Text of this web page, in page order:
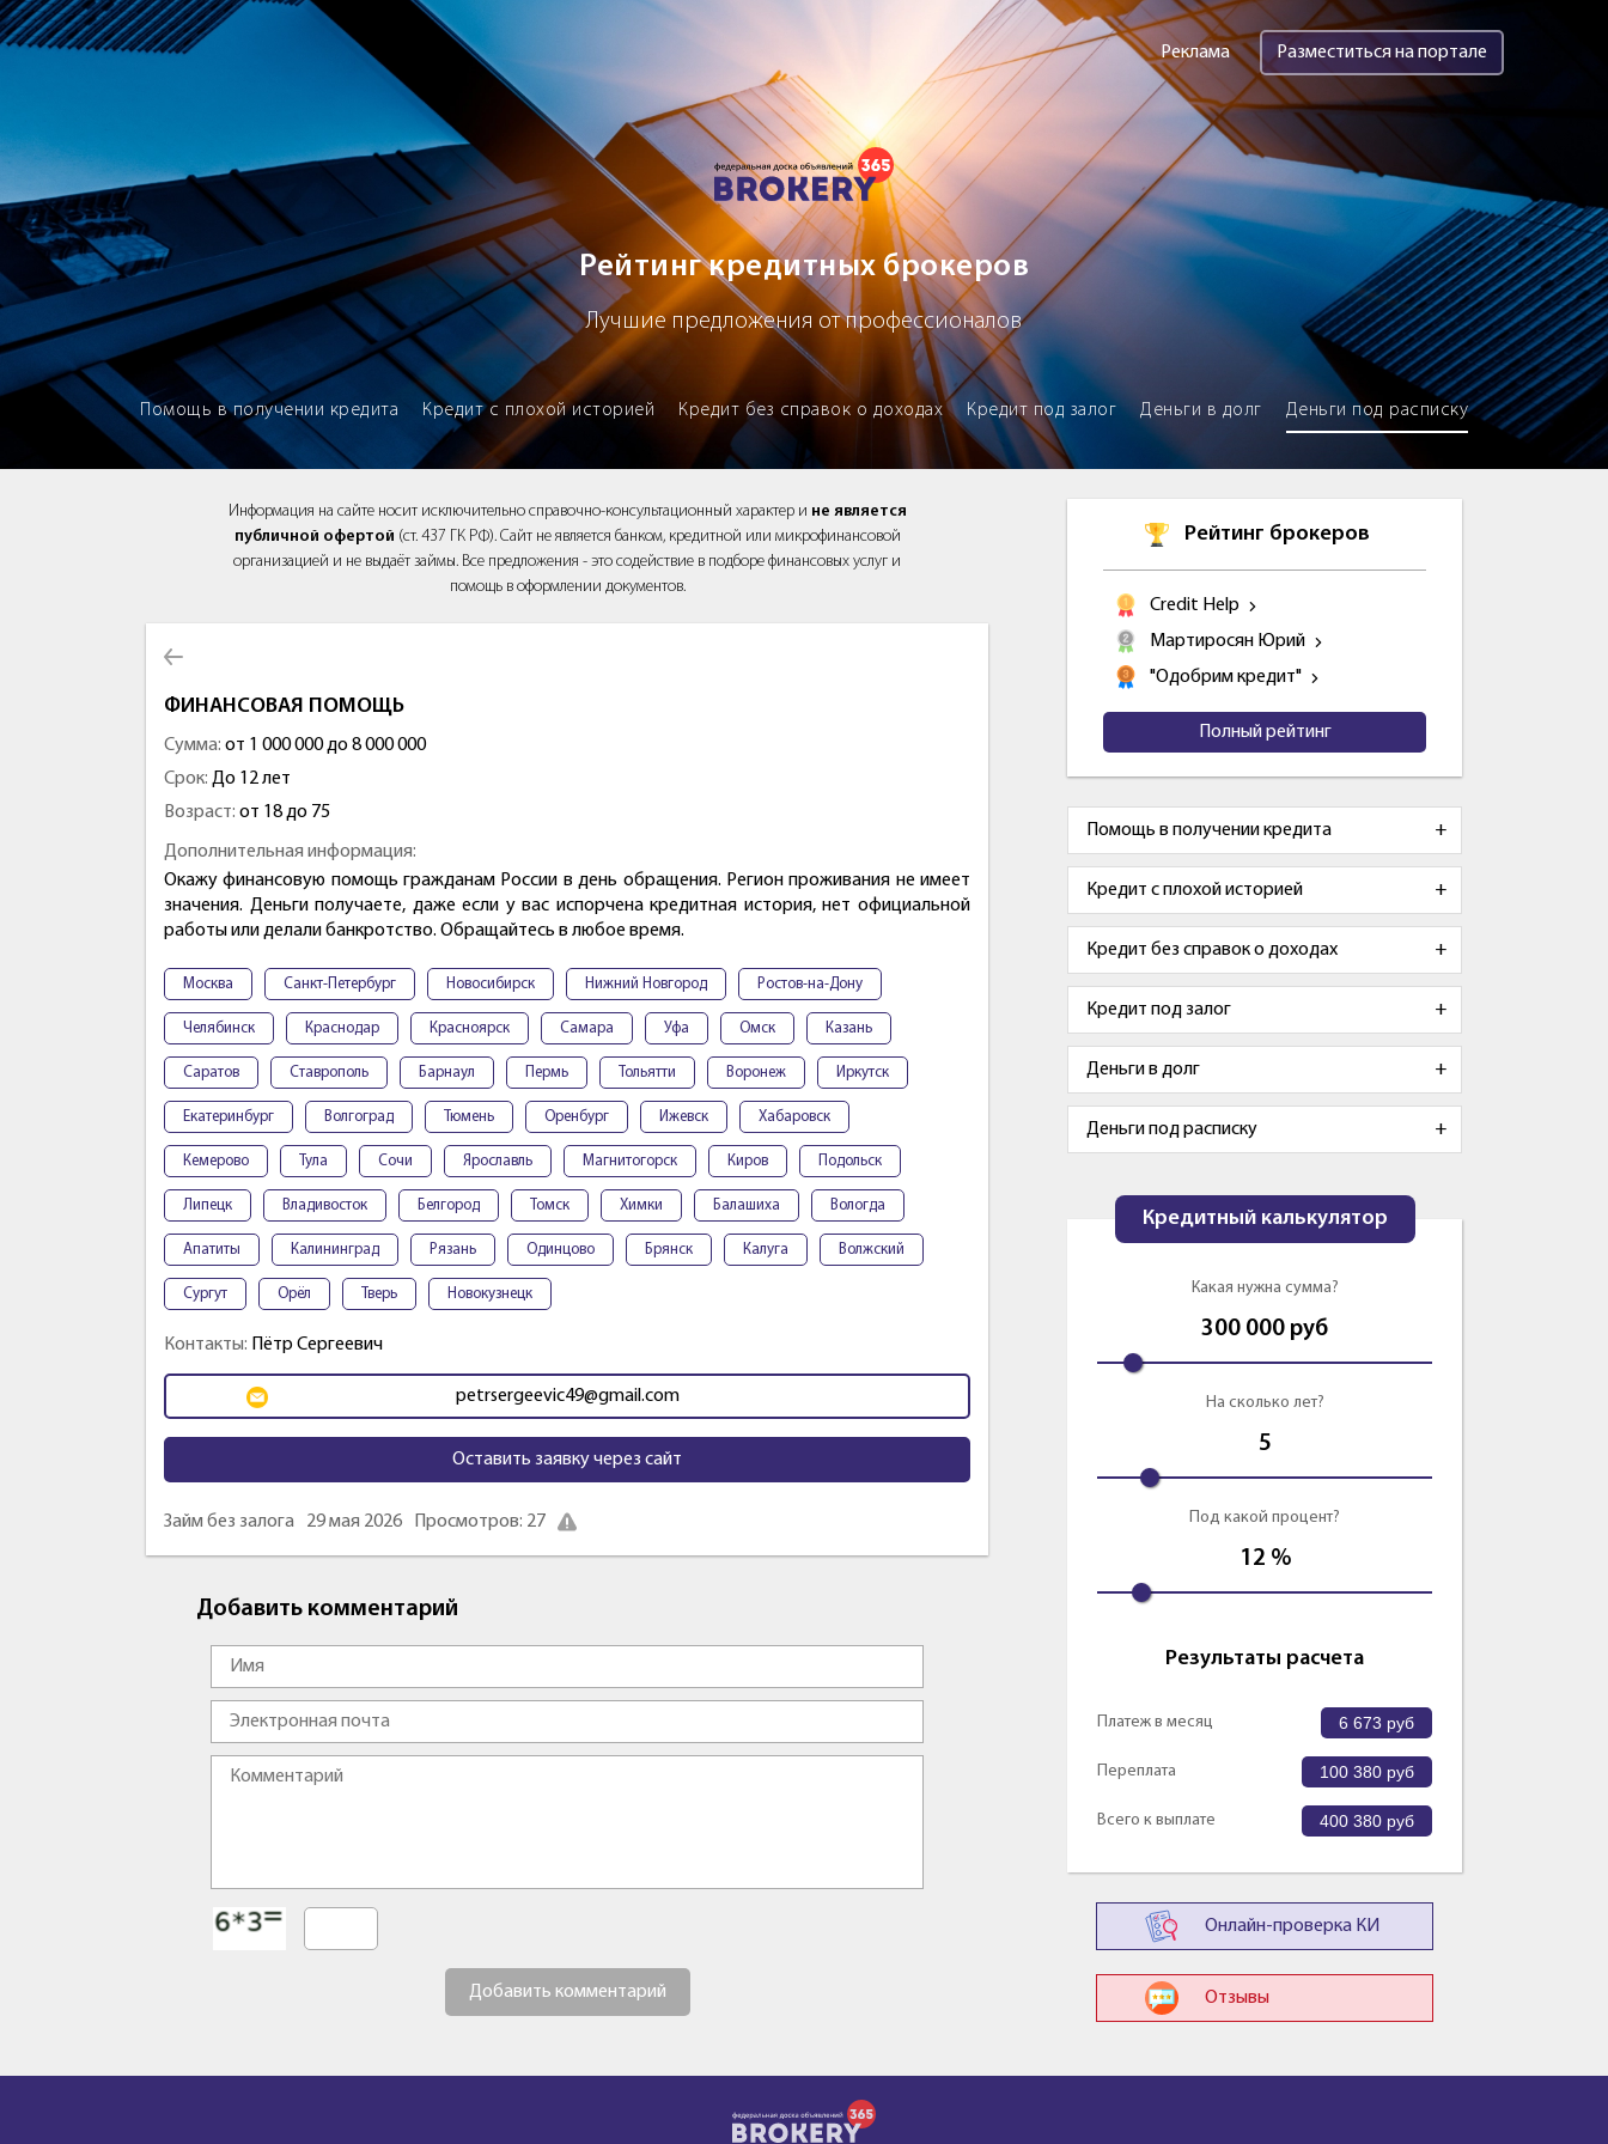
Brokery365 - Рейтинг кредитных брокеров
Реклама Разместиться на портале
Рейтинг кредитных брокеров
Лучшие предложения от профессионалов
Помощь в получении кредита Кредит с плохой историей Кредит без справок о доходах Кредит под залог Деньги в долг Деньги под расписку
Информация на сайте носит исключительно справочно-консультационный характер и не является
публичной офертой (ст. 437 ГК РФ). Сайт не является банком, кредитной или микрофинансовой
организацией и не выдаёт займы. Все предложения - это содействие в подборе финансовых услуг и
помощь в оформлении документов.
ФИНАНСОВАЯ ПОМОЩЬ
Сумма: от 1 000 000 до 8 000 000
Срок: До 12 лет
Возраст: от 18 до 75
Дополнительная информация:
Окажу финансовую помощь гражданам России в день обращения. Регион проживания не имеет
значения. Деньги получаете, даже если у вас испорчена кредитная история, нет официальной
работы или делали банкротство. Обращайтесь в любое время.
Москва Санкт-Петербург Новосибирск Нижний Новгород Ростов-на-Дону
Челябинск Краснодар Красноярск Самара Уфа Омск Казань
Саратов Ставрополь Барнаул Пермь Тольятти Воронеж Иркутск
Екатеринбург Волгоград Тюмень Оренбург Ижевск Хабаровск
Кемерово Тула Сочи Ярославль Магнитогорск Киров Подольск
Липецк Владивосток Белгород Томск Химки Балашиха Вологда
Апатиты Калининград Рязань Одинцово Брянск Калуга Волжский
Сургут Орёл Тверь Новокузнецк
Контакты: Пётр Сергеевич
petrsergeevic49@gmail.com
Оставить заявку через сайт
Займ без залога 29 мая 2026 Просмотров: 27
Добавить комментарий
Добавить комментарий
Рейтинг брокеров
Credit Help
Мартиросян Юрий
"Одобрим кредит"
Полный рейтинг
Помощь в получении кредита
Кредит с плохой историей
Кредит без справок о доходах
Кредит под залог
Деньги в долг
Деньги под расписку
Кредитный калькулятор
Какая нужна сумма?
300 000 руб
На сколько лет?
5
Под какой процент?
12 %
Результаты расчета
Платеж в месяц 6 673 руб
Переплата 100 380 руб
Всего к выплате 400 380 руб
Онлайн-проверка КИ
Отзывы